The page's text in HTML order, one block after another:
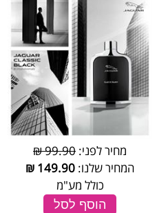
מחיר לפני: 99.90 ₪
המחיר שלנו: 149.90
₪
כולל מע"מ
הוסף לסל